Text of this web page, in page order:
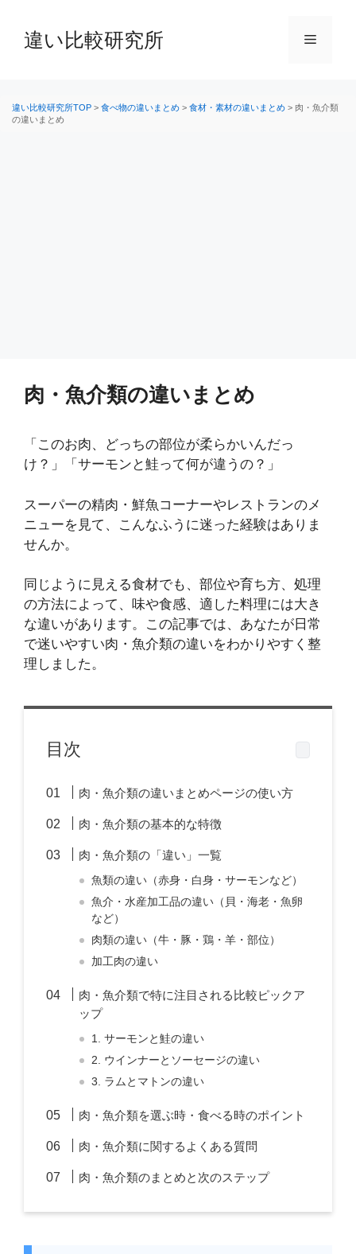
へ
違い比較研究所 メ
違い比較研究所TOP > 食べ物の違いまとめ > 食材・素材の違いまとめ > 肉・魚介類
の違いまとめ
肉・魚介類の違いまとめ
「このお肉、どっちの部位が柔らかいんだっ
け？」「サーモンと鮭って何が違うの？」
スーパーの精肉・鮮魚コーナーやレストランのメ
ニューを見て、こんなふうに迷った経験はありま
せんか。
同じように見える食材でも、部位や育ち方、処理
の方法によって、味や食感、適した料理には大き
な違いがあります。この記事では、あなたが日常
で迷いやすい肉・魚介類の違いをわかりやすく整
理しました。
目次
肉・魚介類の違いまとめページの使い方
肉・魚介類の基本的な特徴
肉・魚介類の「違い」一覧
魚類の違い（赤身・白身・サーモンなど）
魚介・水産加工品の違い（貝・海老・魚卵
など）
肉類の違い（牛・豚・鶏・羊・部位）
加工肉の違い
肉・魚介類で特に注目される比較ピックア
ップ
1. サーモンと鮭の違い
2. ウインナーとソーセージの違い
3. ラムとマトンの違い
肉・魚介類を選ぶ時・食べる時のポイント
肉・魚介類に関するよくある質問
肉・魚介類のまとめと次のステップ